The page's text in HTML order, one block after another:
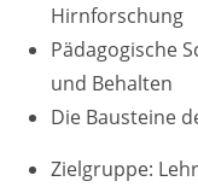
Hirnforschung
Pädagogische
und Behalten
Die Bausteine
Zielgruppe: